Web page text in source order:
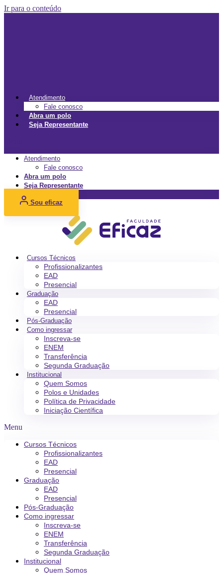
Ir para o conteúdo
Atendimento
Fale conosco
Abra um polo
Seja Representante
Atendimento
Fale conosco
Abra um polo
Seja Representante
Sou eficaz
Cursos Técnicos
Profissionalizantes
EAD
Presencial
Graduação
EAD
Presencial
Pós-Graduação
Como ingressar
Inscreva-se
ENEM
Transferência
Segunda Graduação
Institucional
Quem Somos
Polos e Unidades
Política de Privacidade
Iniciação Científica
Menu
Cursos Técnicos
Profissionalizantes
EAD
Presencial
Graduação
EAD
Presencial
Pós-Graduação
Como ingressar
Inscreva-se
ENEM
Transferência
Segunda Graduação
Institucional
Quem Somos